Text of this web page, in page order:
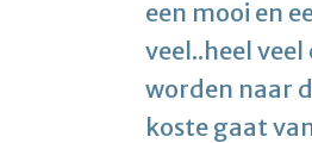
een mooi en
veel..heel
worden naar
koste gaat